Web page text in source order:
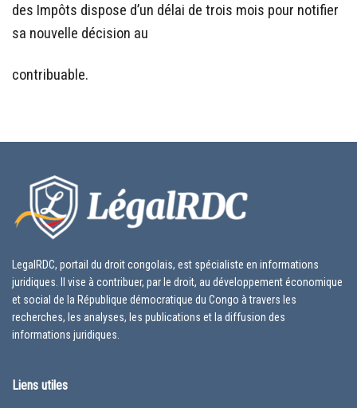
des Impôts dispose d’un délai de trois mois pour notifier
sa nouvelle décision au
contribuable.
LegalRDC, portail du droit congolais, est spécialiste en informations
juridiques. Il vise à contribuer, par le droit, au développement économique
et social de la République démocratique du Congo à travers les
recherches, les analyses, les publications et la diffusion des
informations juridiques.
Liens utiles